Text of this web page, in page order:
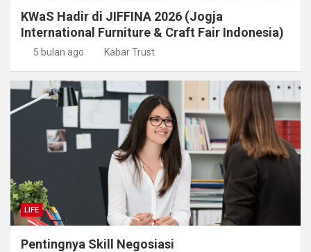
KWaS Hadir di JIFFINA 2026 (Jogja
International Furniture & Craft Fair Indonesia)
5 bulan ago Kabar Trust
LIFE
Pentingnya Skill Negosiasi